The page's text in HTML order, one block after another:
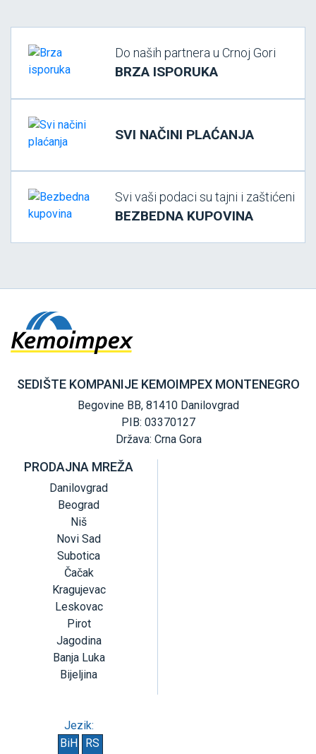
Do naših partnera u Crnoj Gori
BRZA ISPORUKA
SVI NAČINI PLAĆANJA
Svi vaši podaci su tajni i zaštićeni
BEZBEDNA KUPOVINA
SEDIŠTE KOMPANIJE KEMOIMPEX MONTENEGRO
Begovine BB, 81410 Danilovgrad
PIB: 03370127
Država: Crna Gora
PRODAJNA MREŽA
Danilovgrad
Beograd
Niš
Novi Sad
Subotica
Čačak
Kragujevac
Leskovac
Pirot
Jagodina
Banja Luka
Bijeljina
Jezik:
BiH
RS